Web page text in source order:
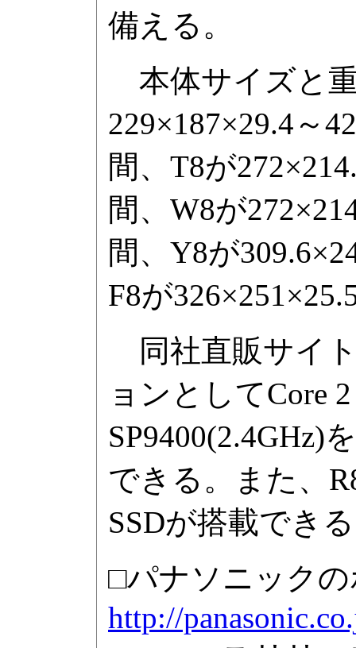
備える。
本体サイズと
229×187×29.4～
間、T8が
間、W8が
間、Y8が
F8が
同社直販サイ
ョンとしてCore
SP9400(2.4GHz)
できる。また、
SSDが搭載でき
□パナソニック
http://